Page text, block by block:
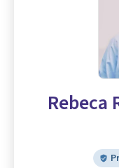
Rebeca